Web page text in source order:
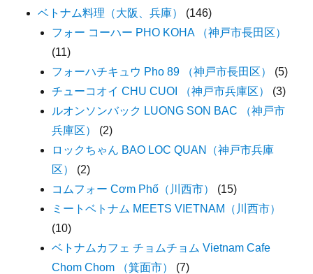
ベトナム料理（大阪、兵庫）
(146)
フォー コーハー PHO KOHA （神戸市長田区）
(11)
フォーハチキュウ Pho 89 （神戸市長田区）
(5)
チューコオイ CHU CUOI （神戸市兵庫区）
(3)
ルオンソンバック LUONG SON BAC （神戸市
兵庫区）
(2)
ロックちゃん BAO LOC QUAN（神戸市兵庫
区）
(2)
コムフォー Cơm Phố（川西市）
(15)
ミートベトナム MEETS VIETNAM（川西市）
(10)
ベトナムカフェ チョムチョム Vietnam Cafe
Chom Chom （箕面市）
(7)